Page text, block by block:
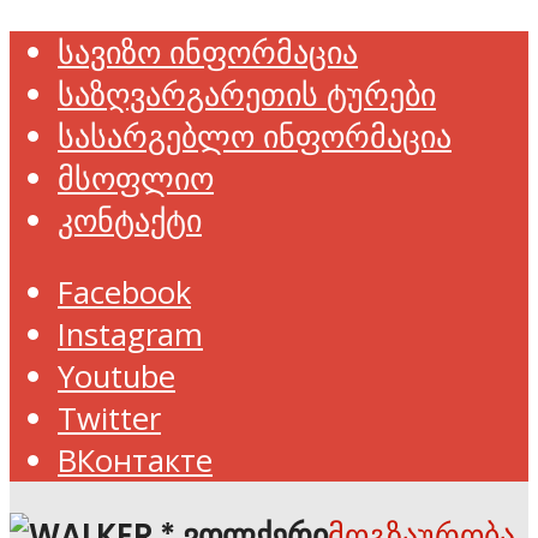
სავიზო ინფორმაცია
საზღვარგარეთის ტურები
სასარგებლო ინფორმაცია
მსოფლიო
კონტაქტი
Facebook
Instagram
Youtube
Twitter
ВКонтакте